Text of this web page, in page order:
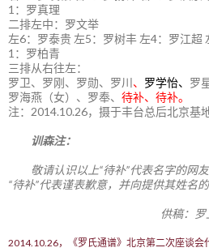
1：罗真理
二排左中：罗文举
左6：罗泰贵 左5：罗树丰 左4：罗江超
1：罗柏青
三排从右往左：
罗卫、罗刚、罗勋、罗川 、 罗学怡、 罗
罗海燕（女）、罗奉、 待补、待补。
注：2014.10.26，摄于丰台总后北京基
训森注：
敬请认识以上“待补”代表名字的网
“待补”代表谨表歉意，并向提供其姓名
供稿：
2014.10.26，《罗氏通谱》北京第二次座谈会